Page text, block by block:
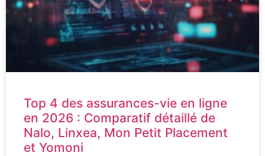
Top 4 des assurances-vie en ligne
en 2026 : Comparatif détaillé de
Nalo, Linxea, Mon Petit Placement
et Yomoni